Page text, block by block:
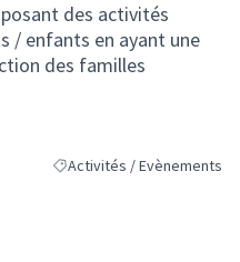
des activités
/ enfants en ayant une
des familles
Filtrer les résultats de la
Activités / Evènements